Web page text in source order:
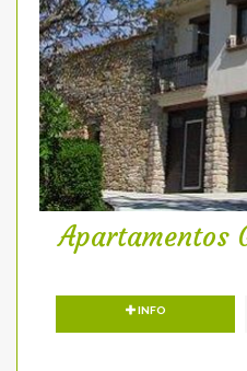
Apartamentos
INFO